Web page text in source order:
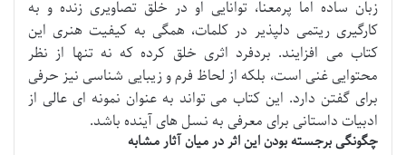
زبان ساده اما پرمعنا، توانایی او در خلق تصاویری زنده و به
کارگیری ریتمی دلپذیر در کلمات، همگی به کیفیت هنری این
کتاب می افزایند. بردفرد اثری خلق کرده که نه تنها از نظر
محتوایی غنی است، بلکه از لحاظ فرم و زیبایی شناسی نیز حرفی
برای گفتن دارد. این کتاب می تواند به عنوان نمونه ای عالی از
ادبیات داستانی برای معرفی به نسل های آینده باشد.
چگونگی برجسته بودن این اثر در میان آثار مشابه